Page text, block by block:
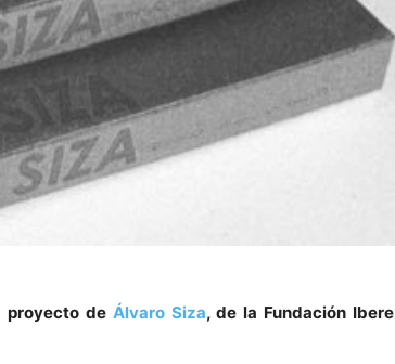
proyecto de Álvaro Siza, de la Fundación Ibere